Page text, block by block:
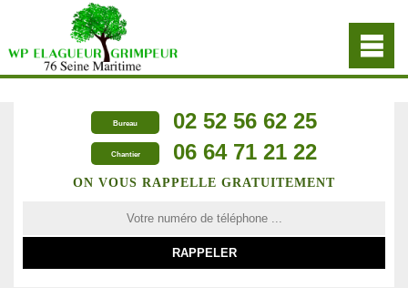
Bureau 02 52 56 62 25
Chantier 06 64 71 21 22
ON VOUS RAPPELLE GRATUITEMENT